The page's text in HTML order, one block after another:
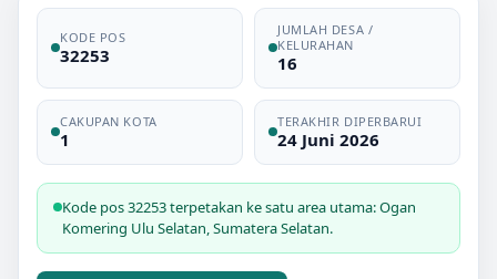
KODE POS
32253
JUMLAH DESA /
KELURAHAN
16
CAKUPAN KOTA
1
TERAKHIR DIPERBARUI
24 Juni 2026
Kode pos 32253 terpetakan ke satu area utama: Ogan
Komering Ulu Selatan, Sumatera Selatan.